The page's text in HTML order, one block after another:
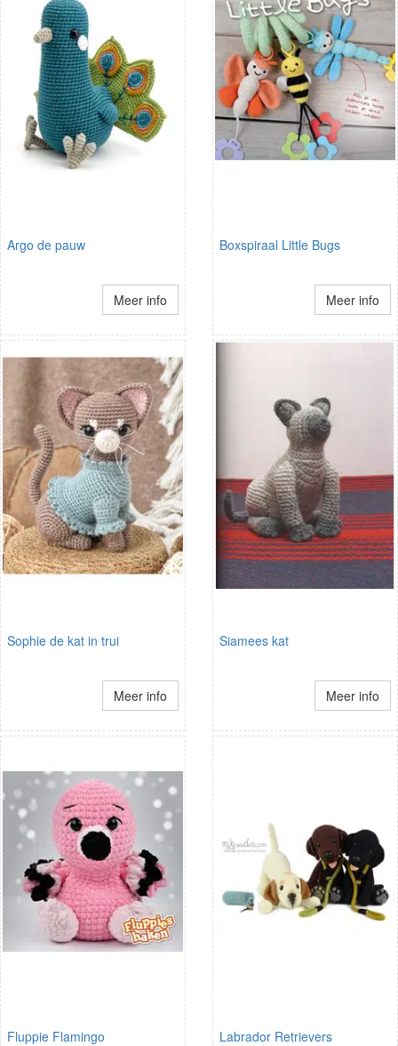
Argo de pauw
Meer info
Boxspiraal Little Bugs
Meer info
Sophie de kat in trui
Meer info
Siamees kat
Meer info
Fluppie Flamingo Labrador Retrievers